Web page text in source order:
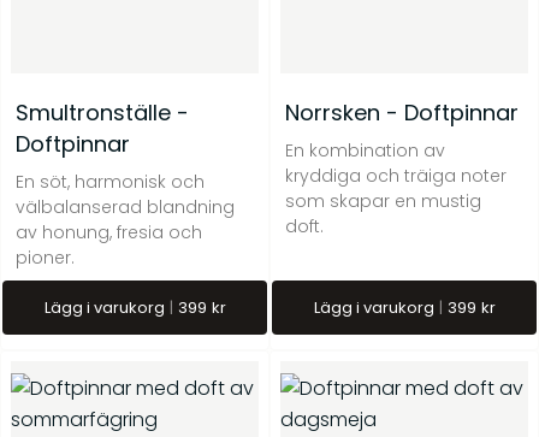
Smultronställe -
Doftpinnar
En söt, harmonisk och
välbalanserad blandning
av honung, fresia och
pioner.
Lägg i varukorg 399 kr
Norrsken - Doftpinnar
En kombination av
kryddiga och träiga noter
som skapar en mustig
doft.
Lägg i varukorg 399 kr